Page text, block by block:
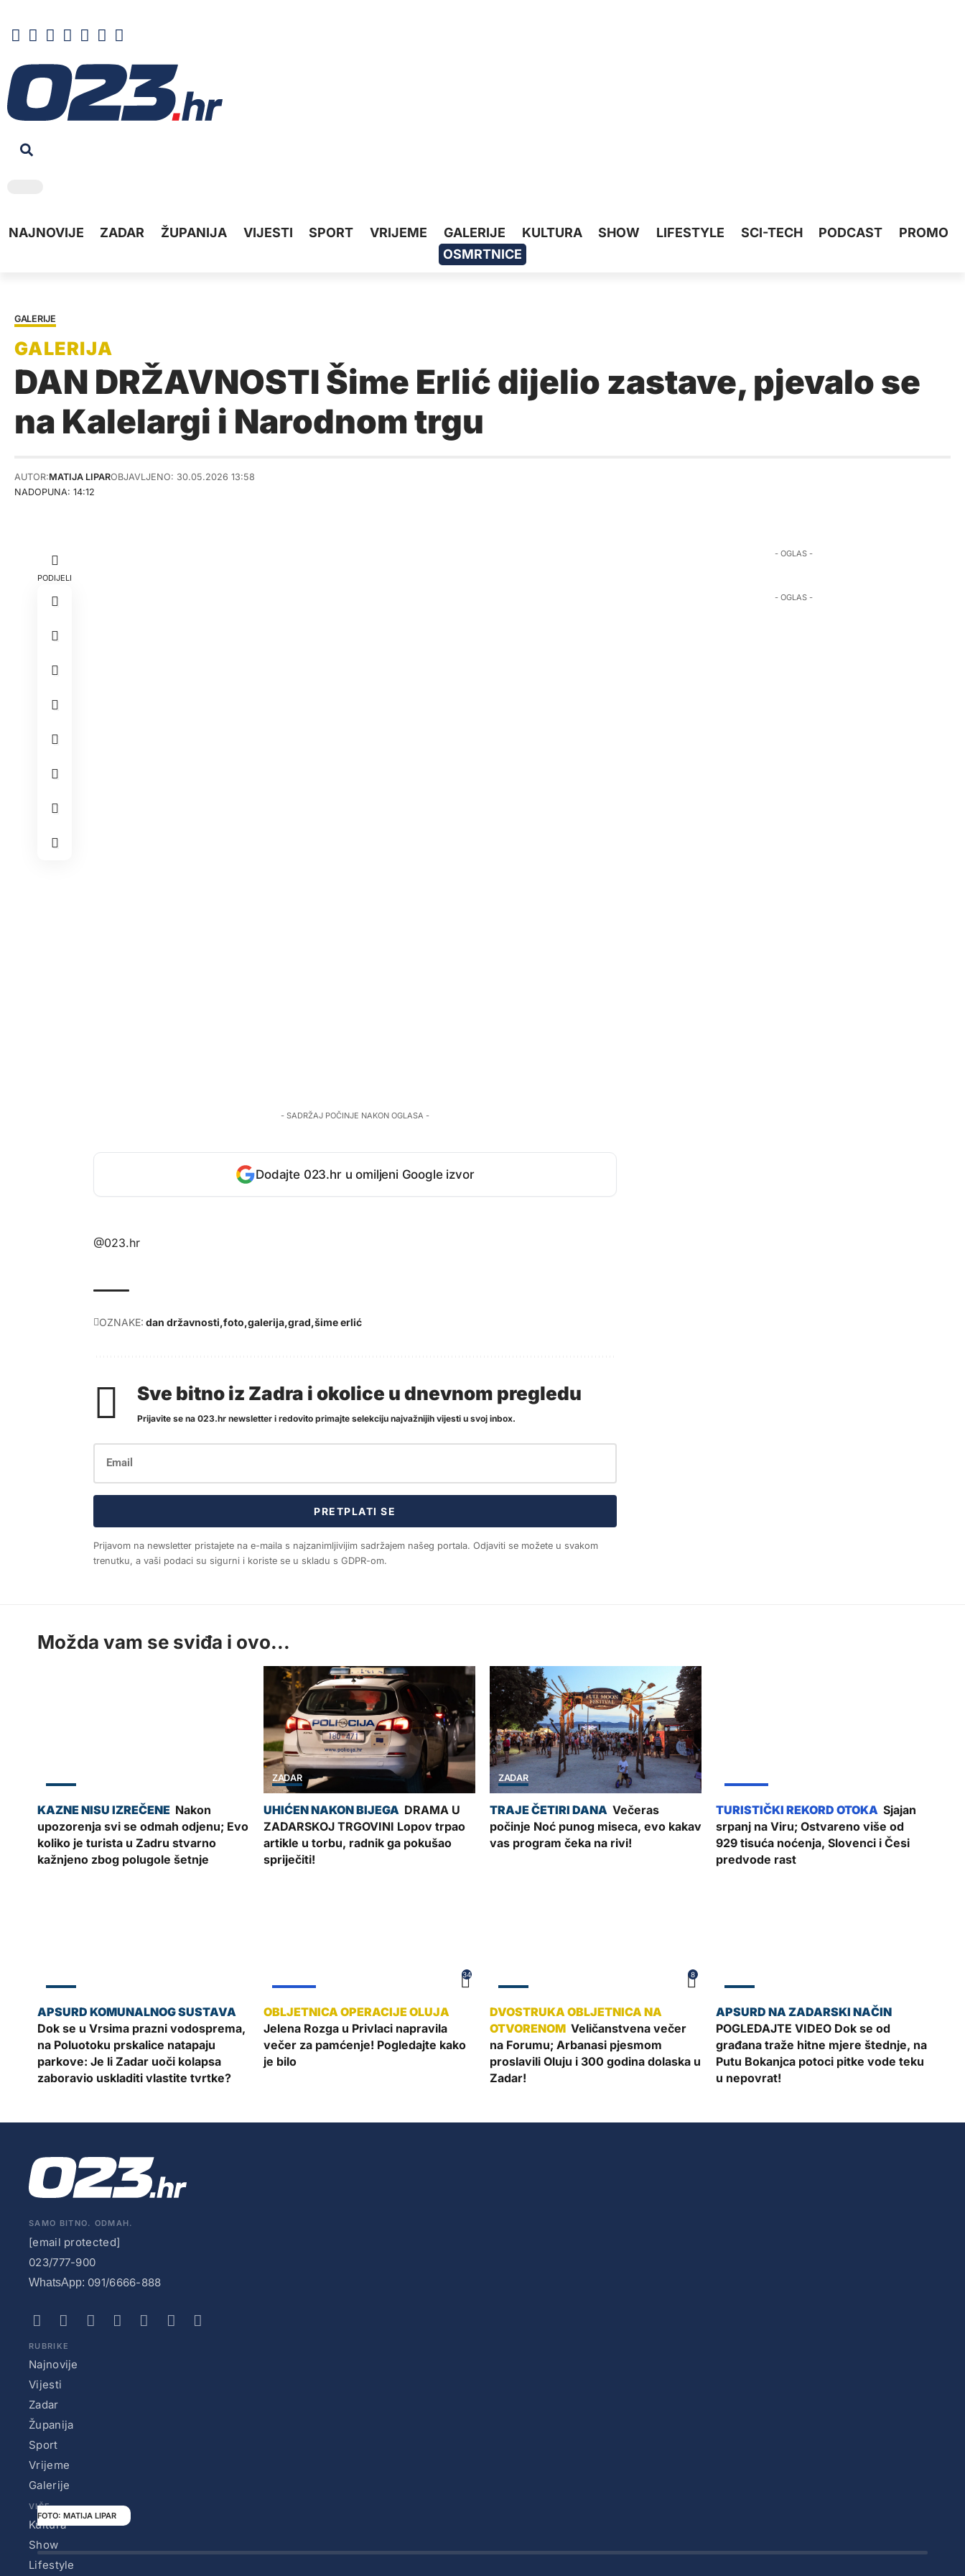
NAJNOVIJE ZADAR ŽUPANIJA VIJESTI SPORT VRIJEME GALERIJE KULTURA SHOW LIFESTYLE SCI-TECH PODCAST
PROMO
OSMRTNICE
GALERIJE
DAN DRŽAVNOSTI Šime Erlić dijelio zastave, pjevalo se
na Kalelargi i Narodnom trgu
NADOPUNA: 14:12
AUTOR:MATIJA LIPAROBJAVLJENO: 30.05.2026 13:58
MATIJA LIPAR
PODIJELI
- SADRŽAJ POČINJE NAKON OGLASA -
Dodajte 023.hr u omiljeni Google izvor
@023.hr
OZNAKE: dan državnosti foto galerija grad šime erlić
Sve bitno iz Zadra i okolice u dnevnom pregledu
Prijavite se na 023.hr newsletter i redovito primajte selekciju najvažnijih vijesti u svoj inbox.
PRETPLATI SE
Prijavom na newsletter pristajete na e-maila s najzanimljivijim sadržajem našeg portala. Odjaviti se možete u svakom
trenutku, a vaši podaci su sigurni i koriste se u skladu s GDPR-om.
- OGLAS -
- OGLAS -
Možda vam se sviđa i ovo...
Nakon
upozorenja svi se odmah odjenu; Evo
koliko je turista u Zadru stvarno
kažnjeno zbog polugole šetnje
ZADAR
DRAMA U
ZADARSKOJ TRGOVINI Lopov trpao
artikle u torbu, radnik ga pokušao
spriječiti!
ZADAR
Večeras
počinje Noć punog miseca, evo kakav
vas program čeka na rivi!
Sjajan
srpanj na Viru; Ostvareno više od
929 tisuća noćenja, Slovenci i Česi
predvode rast
Dok se u Vrsima prazni vodosprema,
na Poluotoku prskalice natapaju
parkove: Je li Zadar uoči kolapsa
zaboravio uskladiti vlastite tvrtke?
34
Jelena Rozga u Privlaci napravila
večer za pamćenje! Pogledajte kako
je bilo
8
Veličanstvena večer
na Forumu; Arbanasi pjesmom
proslavili Oluju i 300 godina dolaska u
Zadar!
POGLEDAJTE VIDEO Dok se od
građana traže hitne mjere štednje, na
Putu Bokanjca potoci pitke vode teku
u nepovrat!
SAMO BITNO. ODMAH.
[email protected]
023/777-900
WhatsApp: 091/6666-888
RUBRIKE
Najnovije
Vijesti
Zadar
Županija
Sport
Vrijeme
Galerije
VIŠE
Kultura
Show
Lifestyle